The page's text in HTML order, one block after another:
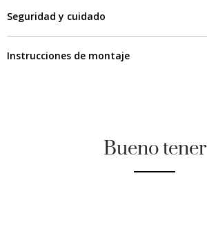
Seguridad y cuidado
Instrucciones de montaje
Bueno tener